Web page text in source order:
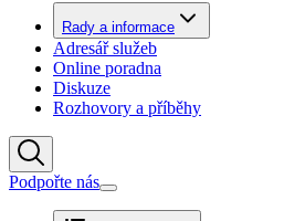
Rady a informace
Adresář služeb
Online poradna
Diskuze
Rozhovory a příběhy
Podpořte nás